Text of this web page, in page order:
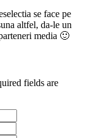
se face pe
altfel, da-le un
media 🙂
fields are